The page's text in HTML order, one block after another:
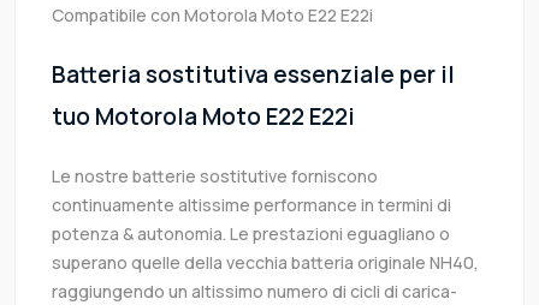
Compatibile con Motorola Moto E22 E22i
Batteria sostitutiva essenziale per il
tuo Motorola Moto E22 E22i
Le nostre batterie sostitutive forniscono
continuamente altissime performance in termini di
potenza & autonomia. Le prestazioni eguagliano o
superano quelle della vecchia batteria originale NH40,
raggiungendo un altissimo numero di cicli di carica-